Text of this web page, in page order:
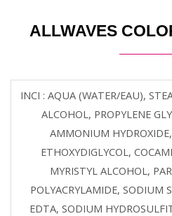
ALLWAVES
INCI : AQUA (WATER/EAU),
ALCOHOL, PROPYLENE
AMMONIUM
ETHOXYDIGLYCOL,
MYRISTYL ALCOHOL,
POLYACRYLAMIDE, SODIUM
EDTA, SODIUM